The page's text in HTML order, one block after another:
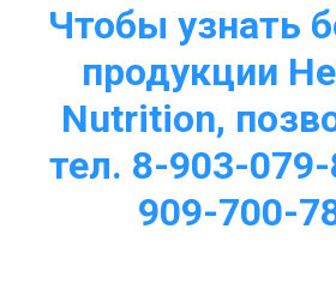
Чтобы узнать
продукции
Nutrition,
тел. 8-903-
909-700-